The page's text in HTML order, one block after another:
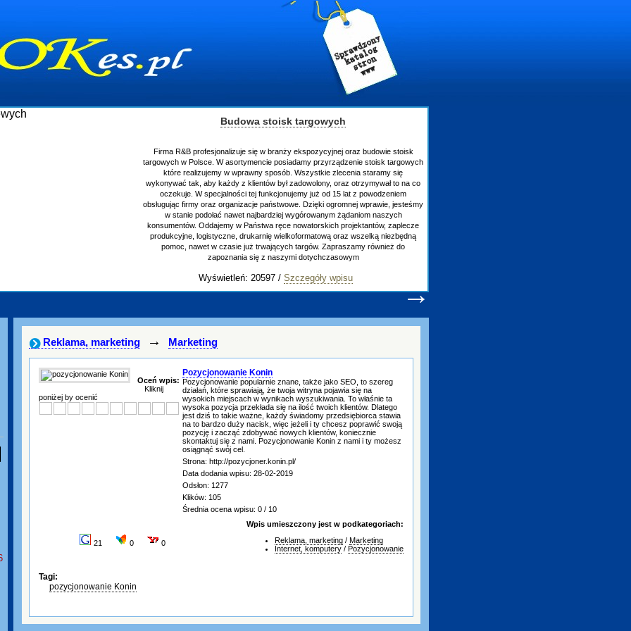
Budowa stoisk targowych
Firma R&B profesjonalizuje się w branży ekspozycyjnej oraz budowie stoisk
targowych w Polsce. W asortymencie posiadamy przyrządzenie stoisk targowych
które realizujemy w wprawny sposób. Wszystkie zlecenia staramy się
wykonywać tak, aby każdy z klientów był zadowolony, oraz otrzymywał to na co
oczekuje. W specjalności tej funkcjonujemy już od 15 lat z powodzeniem
obsługując firmy oraz organizacje państwowe. Dzięki ogromnej wprawie, jesteśmy
w stanie podołać nawet najbardziej wygórowanym żądaniom naszych
konsumentów. Oddajemy w Państwa ręce nowatorskich projektantów, zaplecze
produkcyjne, logistyczne, drukarnię wielkoformatową oraz wszelką niezbędną
pomoc, nawet w czasie już trwających targów. Zapraszamy również do
zapoznania się z naszymi dotychczasowym
Wyświetleń: 20597 / Szczegóły wpisu
→
Reklama, marketing → Marketing
Oceń wpis:
Kliknij
poniżej by ocenić
Pozycjonowanie Konin
Pozycjonowanie popularnie znane, także jako SEO, to szereg
działań, które sprawiają, że twoja witryna pojawia się na
wysokich miejscach w wynikach wyszukiwania. To właśnie ta
wysoka pozycja przekłada się na ilość twoich klientów. Dlatego
jest dziś to takie ważne, każdy świadomy przedsiębiorca stawia
na to bardzo duży nacisk, więc jeżeli i ty chcesz poprawić swoją
pozycję i zacząć zdobywać nowych klientów, koniecznie
skontaktuj się z nami. Pozycjonowanie Konin z nami i ty możesz
osiągnąć swój cel.
Strona: http://pozycjoner.konin.pl/
Data dodania wpisu: 28-02-2019
Odsłon: 1277
Klików: 105
Średnia ocena wpisu: 0 / 10
21 0 0
Wpis umieszczony jest w podkategoriach:
Reklama, marketing / Marketing
Internet, komputery / Pozycjonowanie
Tagi:
pozycjonowanie Konin